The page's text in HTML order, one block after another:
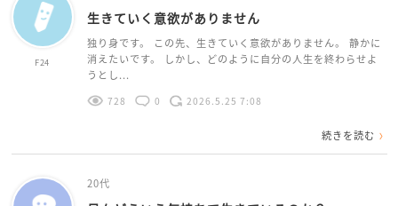
F24
生きていく意欲がありません
独り身です。 この先、生きていく意欲がありません。 静かに
消えたいです。 しかし、どのように自分の人生を終わらせよ
うとし...
728 0 2026.5.25 7:08
続きを読む
20代